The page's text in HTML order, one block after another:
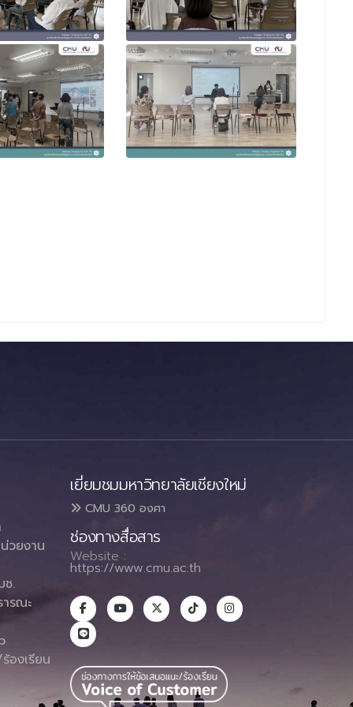
วยงาน
ช.
รณะ
องเรียน
เยี่ยมชมมหาวิทยาลัยเชียงใหม่
CMU 360 องศา
ช่องทางสื่อสาร
Website :
https://www.cmu.ac.th